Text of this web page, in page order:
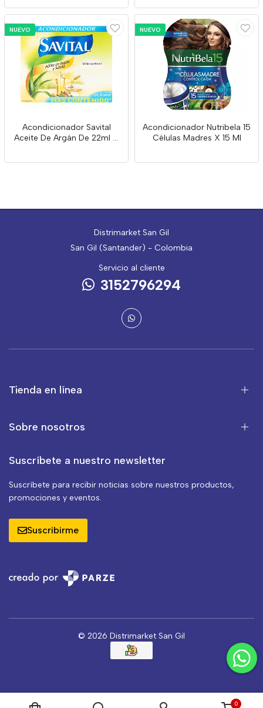
NUEVO
Acondicionador Savital
Aceite De Argán De 22ml X
NUEVO
Acondicionador Nutribela 15
Células Madres X 15 Ml
Distrimarket San Gil
San Gil (Santander) - Colombia
Servicio al cliente
3152796294
Tienda en línea
Sobre nosotros
Suscríbete a nuestro newsletter
Suscríbete para recibir noticias sobre nuestros productos,
promociones y eventos.
Suscribirme
© 2026 Distrimarket San Gil
0